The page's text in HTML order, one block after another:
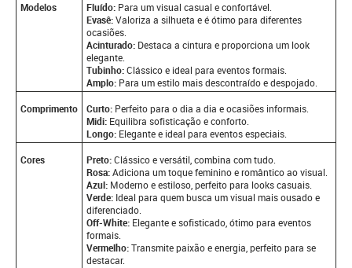
Modelos Fluído: Para um visual casual e confortável.
Evasê:Valoriza a silhueta e é ótimo para diferentes
ocasiões.
Acinturado: Destaca a cintura e proporciona um look
elegante.
Tubinho:Clássico e ideal para eventos formais.
Amplo: Para um estilo mais descontraído e despojado.
Comprimento Curto: Perfeito para o dia a dia e ocasiões informais.
Midi: Equilibra sofisticação e conforto.
Longo: Elegante e ideal para eventos especiais.
Cores Preto:Clássico e versátil, combina com tudo.
Rosa:Adiciona um toque feminino e romântico ao visual.
Azul: Moderno e estiloso, perfeito para looks casuais.
Verde: Ideal para quem busca um visual mais ousado e
diferenciado.
Off-White: Elegante e sofisticado, ótimo para eventos
formais.
Vermelho:Transmite paixão e energia, perfeito para se
destacar.